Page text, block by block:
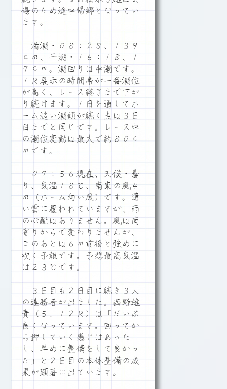
傷のため途中帰郷となってい
ます。
満潮・０８：２８、１３９
ｃｍ、干潮・１６：１８、１
７ｃｍ。潮回りは中潮です。
１Ｒ展示の時間帯が一番潮位
が高く、レース終了まで下が
り続けます。１日を通してホ
ーム追い潮傾が続く点は３日
目までと同じです。レース中
の潮位変動は最大で約８０ｃ
ｍです。
０７：５６現在、天候・曇
り、気温１８℃、南東の風４
ｍ（ホーム向い風）です。薄
い雲に覆われていますが、雨
の心配はありません。風は南
寄りからで変わりませんが、
このあとは６ｍ前後と強めに
吹く予報です。予想最高気温
は２３℃です。
３日目も２日目に続き３人
の連勝者が出ました。西野雄
貴（５、１２Ｒ）は「だいぶ
良くなっています。回ってか
ら押していく感じはあった
し、早めに整備をして良かっ
た」と２日目の本体整備の成
果が顕著に出ています。